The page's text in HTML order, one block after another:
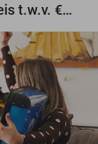
Maak gratis kans op een droomreis t.w.v. €3.000!